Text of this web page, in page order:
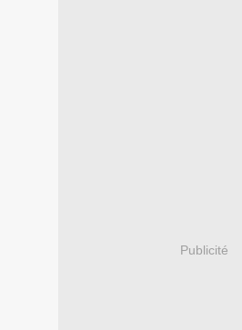
Publicité